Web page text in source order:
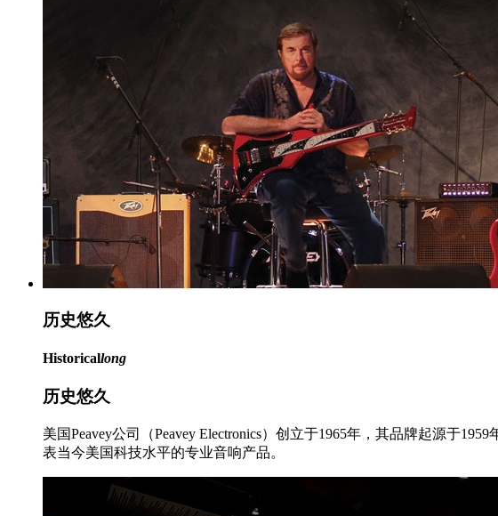
历史悠久
Historicallong
历史悠久
美国Peavey公司（Peavey Electronics）创立于1965年，其品牌起源于
表当今美国科技水平的专业音响产品。